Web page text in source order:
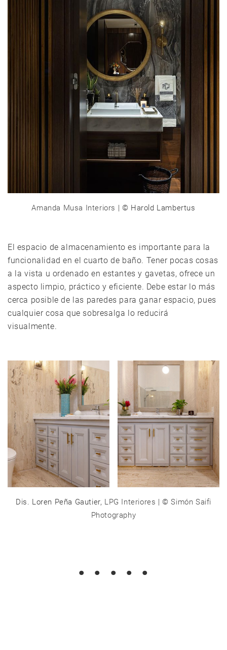
Amanda Musa Interiors | © Harold Lambertus
El espacio de almacenamiento es importante para la
funcionalidad en el cuarto de baño. Tener pocas cosas
a la vista u ordenado en estantes y gavetas, ofrece un
aspecto limpio, práctico y eficiente. Debe estar lo más
cerca posible de las paredes para ganar espacio, pues
cualquier cosa que sobresalga lo reducirá
visualmente.
Dis. Loren Peña Gautier, LPG Interiores | ©Simón Saifi
Photography
. . . . .